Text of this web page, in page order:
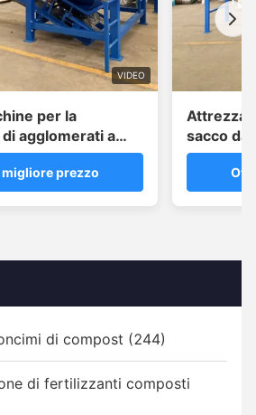
VIDEO
per la
agglomerati a
per impianti NPK
prezzo
sacco da
albero
di compost (244)
di fertilizzanti composti